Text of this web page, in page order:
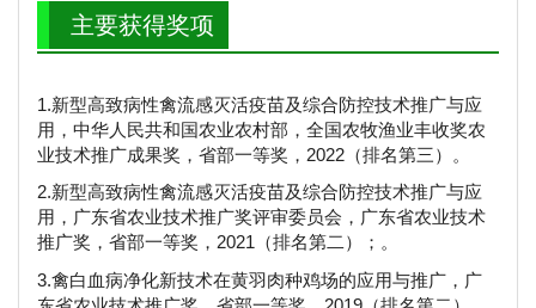
主要获得奖项
1.新型高致病性禽流感灭活疫苗及综合防控技术推广与应
用，中华人民共和国农业农村部，全国农牧渔业丰收奖农
业技术推广成果奖，省部一等奖，2022（排名第三）。
2.新型高致病性禽流感灭活疫苗及综合防控技术推广与应
用，广东省农业技术推广奖评审委员会，广东省农业技术
推广奖，省部一等奖，2021（排名第二）；。
3.禽白血病净化新技术在黄羽肉种鸡场的应用与推广，广